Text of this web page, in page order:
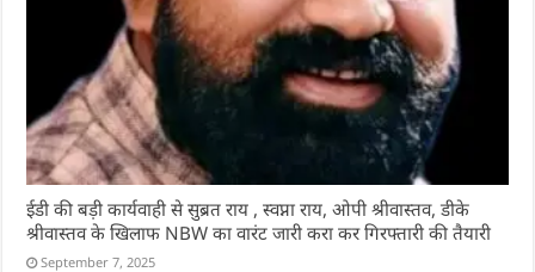
ईडी की बड़ी कार्यवाही से सुब्रत राय , स्वप्ना राय, ओपी श्रीवास्तव, डीके
श्रीवास्तव के खिलाफ NBW का वारंट जारी करा कर गिरफ्तारी की तैयारी
September 7, 2025